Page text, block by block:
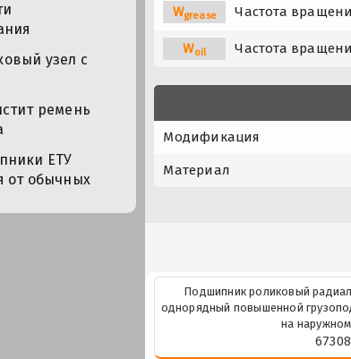
узел с
ремень
ЕТУ
от обычных
Wgrease Частота
Woil Частота
Модификация
Материал
Подшипник роликовый
однорядный повышенной
на